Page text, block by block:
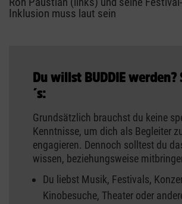
Inklusion muss laut sein
Du willst BUDDIE werden?
´s:
Grundsätzlich brauchst du keine
Kenntnisse, um dich als Begleiter
engagieren. Dennoch solltest du
wissen, beziehungsweise
Du liebst Musik, Festivals,
Kinobesuche, Theater oder